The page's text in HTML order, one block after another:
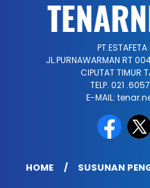
JL.PURNAWARMAN RT
CIPUTAT TIMUR
TELP. 021
E-MAIL:
HOME SUSUNAN